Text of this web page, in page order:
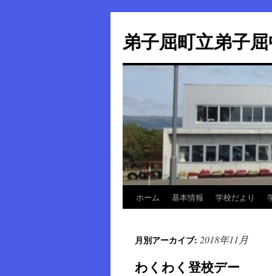
弟子屈町立弟子
テ
ン
ホーム 基本情報 学校だより
月別アーカイブ: 2018年11月
わくわく登校デー